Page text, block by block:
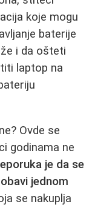
koje mogu
baterije
i da ošteti
laptop na
Ovde se
godinama ne
je da se
jednom
se nakuplja